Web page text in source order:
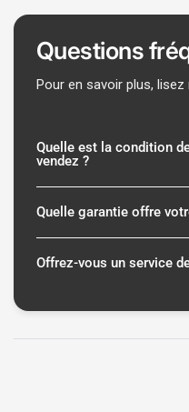
Questions
Pour en savoir plus,
Quelle est la condition
vendez ?
Quelle garantie offre
Offrez-vous un service